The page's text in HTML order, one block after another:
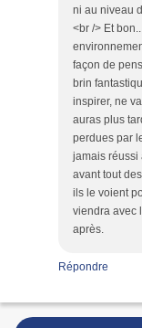
ni au niveau
<br /> Et
façon de
brin
inspirer, ne
auras plus
perdues par
jamais réussi
avant tout
ils le voient
viendra avec
après.
Répondre